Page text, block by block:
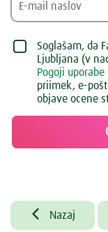
Soglašam, da
Ljubljana (v
Pogoji uporabe
priimek, e-
objave ocene
 Nazaj